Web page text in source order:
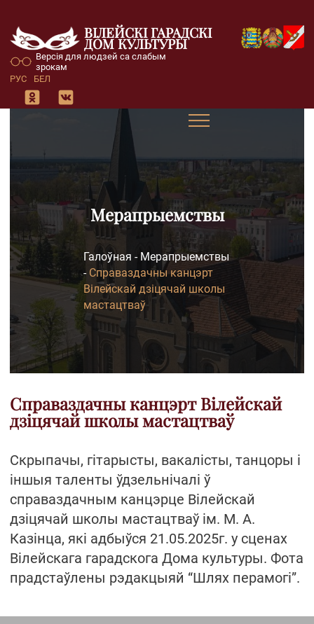
ВІЛЕЙСКІ ГАРАДСКІ
ДОМ КУЛЬТУРЫ
Версія для людзей са слабым
зрокам
РУС
БЕЛ
Мерапрыемствы
Галоўная - Мерапрыемствы
- Справаздачны канцэрт
Вілейскай дзіцячай школы
мастацтваў
Справаздачны канцэрт Вілейскай
дзіцячай школы мастацтваў
Скрыпачы, гітарысты, вакалісты, танцоры і
іншыя таленты ўдзельнічалі ў
справаздачным канцэрце Вілейскай
дзіцячай школы мастацтваў ім. М. А.
Казінца, які адбыўся 21.05.2025г. у сценах
Вілейскага гарадскога Дома культуры. Фота
прадстаўлены рэдакцыяй “Шлях перамогі”.